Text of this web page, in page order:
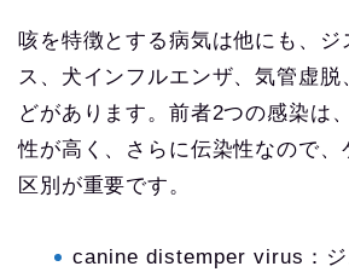
咳を特徴とする病気は他にも、ジ
ス、犬インフルエンザ、気管虚脱
どがあります。前者2つの感染は
性が高く、さらに伝染性なので、
区別が重要です。
canine distemper virus：